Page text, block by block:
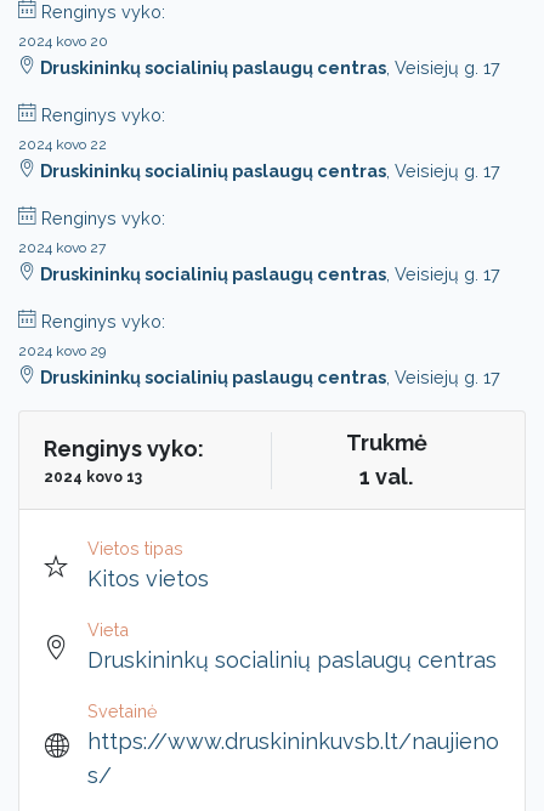
Renginys vyko:
2024 kovo 20
Druskininkų socialinių paslaugų centras , Veisiejų g. 17
Renginys vyko:
2024 kovo 22
Druskininkų socialinių paslaugų centras , Veisiejų g. 17
Renginys vyko:
2024 kovo 27
Druskininkų socialinių paslaugų centras , Veisiejų g. 17
Renginys vyko:
2024 kovo 29
Druskininkų socialinių paslaugų centras , Veisiejų g. 17
Renginys vyko:
2024 kovo 13
Trukmė
1 val.
Vietos tipas
Kitos vietos
Vieta
Druskininkų socialinių paslaugų centras
Svetainė
https://www.druskininkuvsb.lt/naujieno
s/